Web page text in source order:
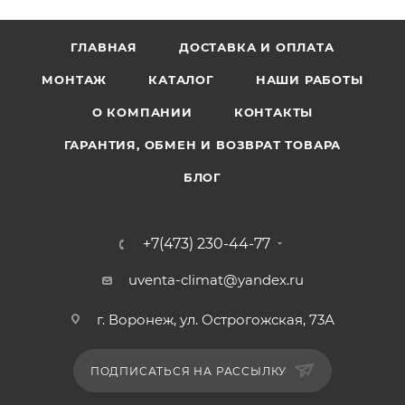
ГЛАВНАЯ ДОСТАВКА И ОПЛАТА
МОНТАЖ КАТАЛОГ НАШИ РАБОТЫ
О КОМПАНИИ КОНТАКТЫ
ГАРАНТИЯ, ОБМЕН И ВОЗВРАТ ТОВАРА
БЛОГ
+7(473) 230-44-77
uventa-climat@yandex.ru
г. Воронеж, ул. Острогожская, 73А
ПОДПИСАТЬСЯ НА РАССЫЛКУ